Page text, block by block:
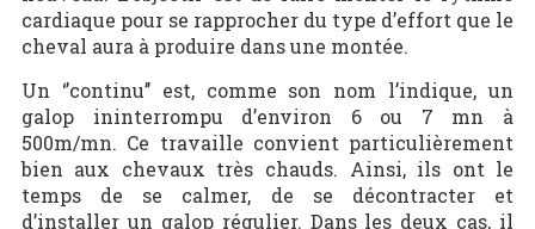
cardiaque pour se rapprocher du type d’effort que le
cheval aura à produire dans une montée.
Un ‘’continu’’ est, comme son nom l’indique, un
galop ininterrompu d’environ 6 ou 7 mn à
500m/mn. Ce travaille convient particulièrement
bien aux chevaux très chauds. Ainsi, ils ont le
temps de se calmer, de se décontracter et
d’installer un galop régulier. Dans les deux cas, il